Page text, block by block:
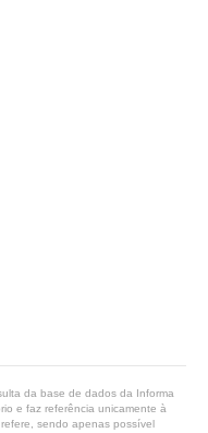
da base de dados da Informa
e faz referência unicamente à
sendo apenas possível